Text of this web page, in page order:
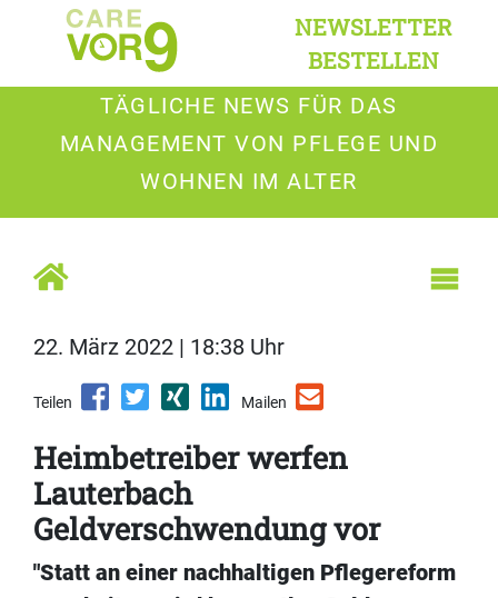
NEWSLETTER
BESTELLEN
TÄGLICHE NEWS FÜR DAS
MANAGEMENT VON PFLEGE UND
WOHNEN IM ALTER
22. März 2022 | 18:38 Uhr
Teilen Mailen
Heimbetreiber werfen
Lauterbach
Geldverschwendung vor
"Statt an einer nachhaltigen Pflegereform